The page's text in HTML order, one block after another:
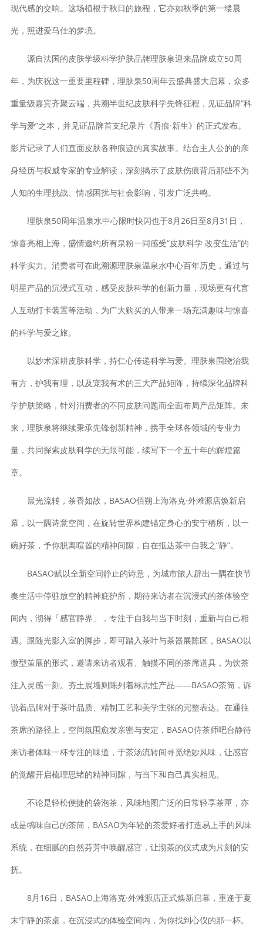
现代感的交响。这场植根于秋日的旅程，它亦如秋季的第一缕晨
光，照进爱马仕的梦境。
源自法国的皮肤学级科学护肤品牌理肤泉迎来品牌成立50周
年，为庆祝这一重要里程碑，理肤泉50周年云盛典盛大启幕，众多
重量级嘉宾齐聚云端，共溯半世纪皮肤科学先锋征程，见证品牌“科
学与爱”之本，并见证品牌首支纪录片《吾痕·新生》的正式发布。
影片记录了人们直面皮肤各种痕迹的真实故事。结合主人公的的亲
身经历与权威专家的专业解读，深刻揭示了皮肤伤痕背后那些不为
人知的生理挑战、情感困扰与社会影响，引发广泛共鸣。
理肤泉50周年温泉水中心限时快闪也于8月26日至8月31日，
惊喜亮相上海，盛情邀约所有泉粉一同感受“皮肤科学 改变生活”的
科学实力。消费者可在此溯源理肤泉温泉水中心百年历史，通过与
明星产品的沉浸式互动，感受皮肤科学的创新力量，现场更有代言
人互动打卡装置等活动，为广大购买的人带来一场充满趣味与惊喜
的科学与爱之旅。
以妙术深耕皮肤科学，持仁心传递科学与爱。理肤泉围绕治我
有方，护我有理，以及宠我有术的三大产品矩阵，持续深化品牌科
学护肤策略，针对消费者的不同皮肤问题而全面布局产品矩阵。未
来，理肤泉将继续秉承先锋创新精神，携手全球各领域的专业力
量，共同探索皮肤科学的无限可能，续写下一个五十年的辉煌篇
章。
晨光流转，茶香如故，BASAO佰朔上海洛克·外滩源店焕新启
幕，以一隅诗意空间，在旋转世界构建锚定身⼼的安宁栖所，以一
碗好茶，予你脱离喧嚣的精神间隙，自在抵达茶中自我之“静”。
BASAO赋以全新空间静止的诗意，为城市旅人辟出一隅在快节
奏生活中停驻放空的精神庇护所，期待来访者在沉浸式的茶体验空
间内，沏得「感官静界」，专注于自我与当下时刻，重新与自己相
遇。跟随光影入室的脚步，即可踏入茶叶与茶器展陈区，BASAO以
微型策展的形式，邀请来访者观看、触摸不同的茶席道具，为饮茶
注入灵感一刻。夯土展墙则陈列着标志性产品——BASAO茶筒，诉
说着品牌对于茶叶品质、精制工艺和美学主张的完整表达。在通往
茶席的路径上，空间氛围愈发亲密与安定，BASAO侍茶师吧台静待
来访者体味一杯专注的味道，于茶汤流转间寻觅绝妙风味，让感官
的觉醒开启梳理思绪的精神间隙，与当下和自己真实相见。
不论是轻松便捷的袋泡茶，风味地图广泛的日常轻享茶匣，亦
或是犒味自己的茶筒，BASAO为年轻的茶爱好者打造易上⼿的风味
系统，在细腻的⾃然芬芳中唤醒感官，让沏茶的仪式成为⽚刻的安
抚。
8月16日，BASAO上海洛克·外滩源店正式焕新启幕，重逢于夏
末宁静的茶桌，在沉浸式的体验空间内，为你找到心仪的那一杯。